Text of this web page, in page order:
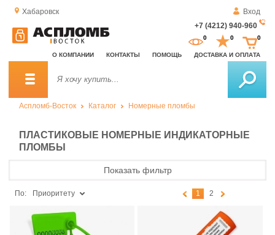
Хабаровск
Вход
+7 (4212) 940-960
О КОМПАНИИ КОНТАКТЫ ПОМОЩЬ ДОСТАВКА И ОПЛАТА
0 0 0
Аспломб-Восток Каталог Номерные пломбы
ПЛАСТИКОВЫЕ НОМЕРНЫЕ ИНДИКАТОРНЫЕ
ПЛОМБЫ
Показать фильтр
По: Приоритету 1 2